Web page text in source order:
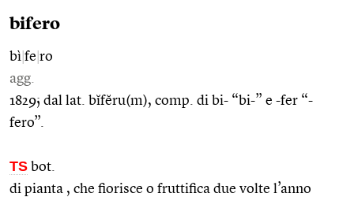
bifero
bì fe ro
agg.
1829; dal lat. bĭfĕru(m), comp. di bi- “bi-” e -fer “-
fero”.
TS bot.
di pianta , che fiorisce o fruttifica due volte l’anno